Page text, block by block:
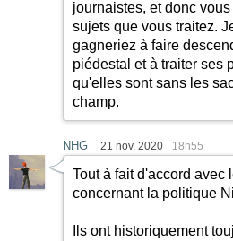
journaistes, et donc
sujets que vous traitez.
gagneriez à faire
piédestal et à traiter ses
qu'elles sont sans les
champ.
NHG 21 nov. 2020 18h55
Tout à fait d'accord avec
concernant la politique
Ils ont historiquement